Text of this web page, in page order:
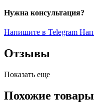
Нужна консультация?
Напишите в Telegram
Отзывы
Показать еще
Похожие товары